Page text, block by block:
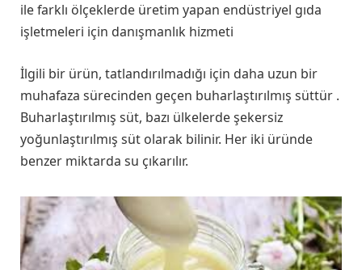
ile farklı ölçeklerde üretim yapan endüstriyel gıda
işletmeleri için danışmanlık hizmeti
İlgili bir ürün, tatlandırılmadığı için daha uzun bir
muhafaza sürecinden geçen buharlaştırılmış süttür .
Buharlaştırılmış süt, bazı ülkelerde şekersiz
yoğunlaştırılmış süt olarak bilinir. Her iki üründe
benzer miktarda su çıkarılır.